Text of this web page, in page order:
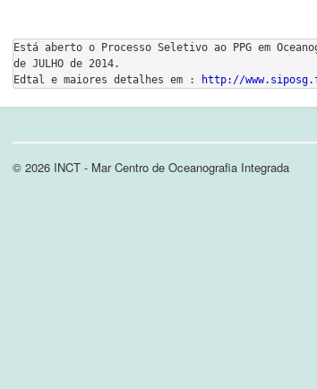
Está aberto o Processo Seletivo ao PPG em
de JULHO de 2014.
Edtal e maiores detalhes em :
http://
© 2026 INCT - Mar Centro de Oceanografia Integrada